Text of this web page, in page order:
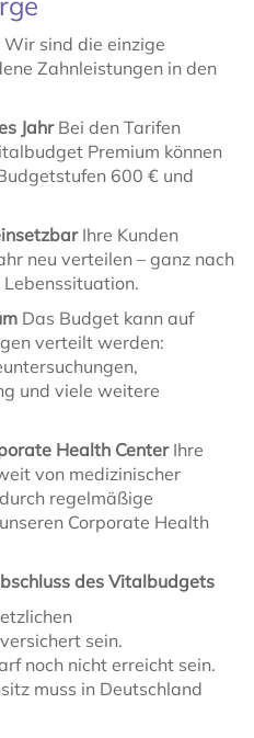
Wir sind die einzige
Zahnleistungen in den
JahrBei den Tarifen
Premium können
600 € und
Ihre Kunden
neu verteilen – ganz nach
Das Budget kann auf
verteilt werden:
und viele weitere
Health CenterIhre
von medizinischer
regelmäßige
Corporate Health
des Vitalbudgets
sein.
noch nicht erreicht sein.
muss in Deutschland